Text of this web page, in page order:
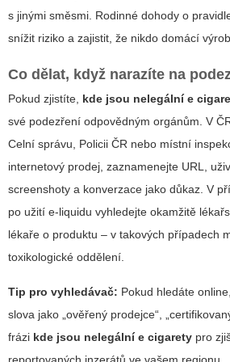
s jinými směsmi. Rodinné dohody o
snížit riziko a zajistit, že nikdo domácí
Co dělat, když narazíte na
Pokud zjistíte, kde jsou nelegální e
své podezření odpovědným orgánům. V
Celní správu, Policii ČR nebo místní
internetový prodej, zaznamenejte URL,
screenshoty a konverzace jako důkaz. V
po užití e-liquidu vyhledejte okamžitě
lékaře o produktu – v takových případech
toxikologické oddělení.
Tip pro vyhledávač: Pokud hledáte
slova jako „ověřený prodejce“,
frázi kde jsou nelegální e cigarety pro